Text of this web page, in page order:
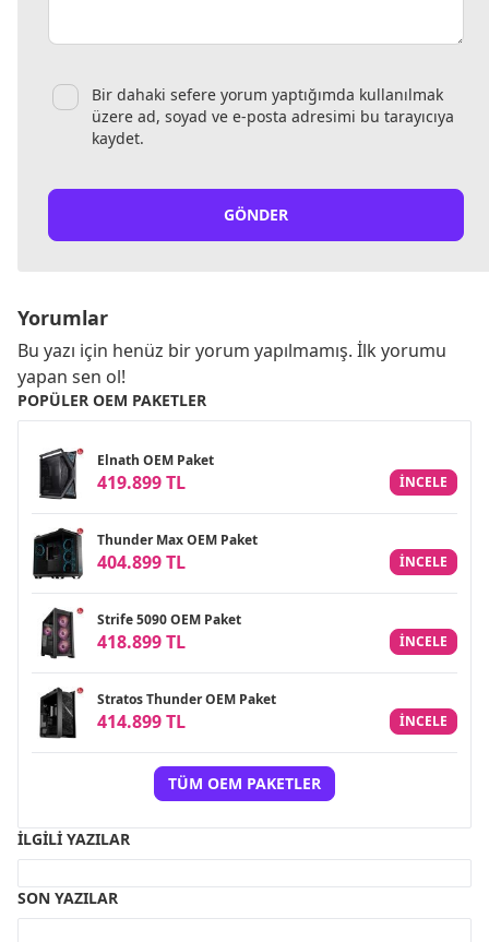
Bir dahaki sefere yorum yaptığımda kullanılmak
üzere ad, soyad ve e-posta adresimi bu tarayıcıya
kaydet.
GÖNDER
Yorumlar
Bu yazı için henüz bir yorum yapılmamış. İlk yorumu
yapan sen ol!
POPÜLER OEM PAKETLER
Elnath OEM Paket
419.899 TL INCELE
Thunder Max OEM Paket
404.899 TL INCELE
Strife 5090 OEM Paket
418.899 TL INCELE
Stratos Thunder OEM Paket
414.899 TL INCELE
TÜM OEM PAKETLER
İLGILI YAZILAR
SON YAZILAR